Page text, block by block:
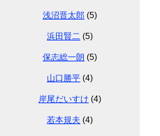
浅沼晋太郎 (5)
浜田賢二 (5)
保志総一朗 (5)
山口勝平 (4)
岸尾だいすけ (4)
若本規夫 (4)